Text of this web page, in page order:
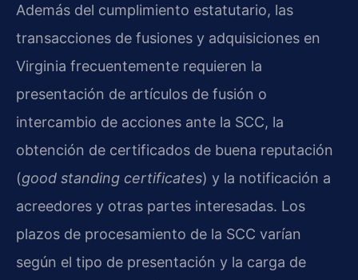
Además del cumplimiento estatutario, las
transacciones de fusiones y adquisiciones en
Virginia frecuentemente requieren la
presentación de artículos de fusión o
intercambio de acciones ante la SCC, la
obtención de certificados de buena reputación
(good standing certificates) y la notificación a
acreedores y otras partes interesadas. Los
plazos de procesamiento de la SCC varían
según el tipo de presentación y la carga de